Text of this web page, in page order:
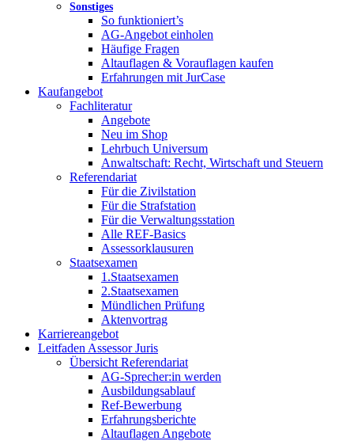
Sonstiges
So funktioniert’s
AG-Angebot einholen
Häufige Fragen
Altauflagen & Vorauflagen kaufen
Erfahrungen mit JurCase
Kaufangebot
Fachliteratur
Angebote
Neu im Shop
Lehrbuch Universum
Anwaltschaft: Recht, Wirtschaft und Steuern
Referendariat
Für die Zivilstation
Für die Strafstation
Für die Verwaltungsstation
Alle REF-Basics
Assessorklausuren
Staatsexamen
1.Staatsexamen
2.Staatsexamen
Mündlichen Prüfung
Aktenvortrag
Karriereangebot
Leitfaden Assessor Juris
Übersicht Referendariat
AG-Sprecher:in werden
Ausbildungsablauf
Ref-Bewerbung
Erfahrungsberichte
Altauflagen Angebote